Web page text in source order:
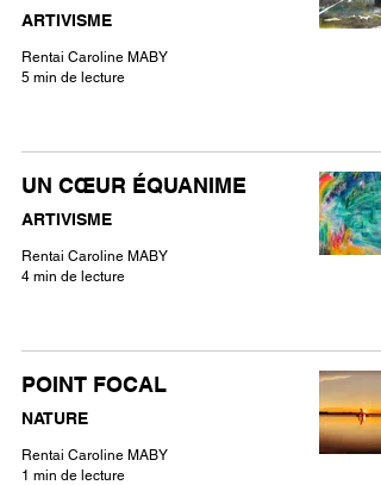
ARTIVISME
Rentai Caroline MABY
5 min de lecture
UN CŒUR ÉQUANIME
ARTIVISME
Rentai Caroline MABY
4 min de lecture
POINT FOCAL
NATURE
Rentai Caroline MABY
1 min de lecture